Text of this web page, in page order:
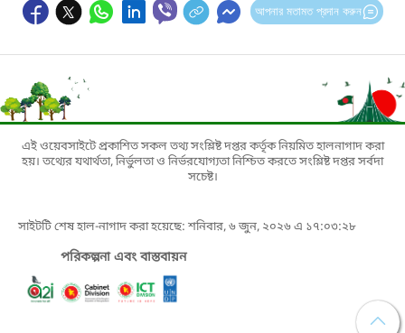
আপনার মতামত প্রদান করুন
এই ওয়েবসাইটে প্রকাশিত সকল তথ্য সংশ্লিষ্ট দপ্তর কর্তৃক নিয়মিত হালনাগাদ করা
হয়। তথ্যের যথার্থতা, নির্ভুলতা ও নির্ভরযোগ্যতা নিশ্চিত করতে সংশ্লিষ্ট দপ্তর সর্বদা
সচেষ্ট।
সাইটটি শেষ হাল-নাগাদ করা হয়েছে: শনিবার, ৬ জুন, ২০২৬ এ ১৭:০৩:২৮
পরিকল্পনা এবং বাস্তবায়ন